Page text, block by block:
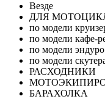
Везде
ДЛЯ
по модели
по модели кафе-
по модели
по модели
РАСХОДНИКИ
БАРАХОЛКА